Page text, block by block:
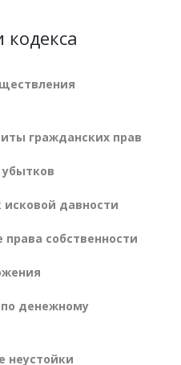
кодекса
гражданских прав
давности
собственности
по денежному
неустойки